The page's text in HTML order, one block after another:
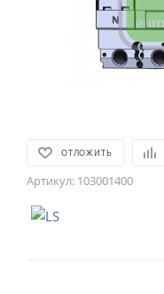
ОТЛОЖИТЬ
Артикул: 103001400